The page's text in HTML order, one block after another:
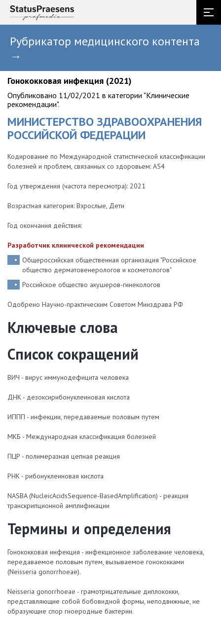
Рубрикатор медицинского контента
→
Гонококковая инфекция (2021)
Опубликовано 11/02/2021 в категории "Клинические
рекомендации".
МИНИСТЕРСТВО ЗДРАВООХРАНЕНИЯ
РОССИЙСКОЙ ФЕДЕРАЦИИ
Кодирование по Международной статистической классификации
болезней и проблем, связанных со здоровьем: A54
Год утверждения (частота пересмотра): 2021
Возрастная категория: Взрослые, Дети
Год окончания действия:
Разработчик клинической рекомендации
Общероссийская общественная организация "Российское
общество дерматовенерологов и косметологов"
Российское общество акушеров-гинекологов
Одобрено Научно-практическим Советом Минздрава РФ
Ключевые слова
Список сокращений
ВИЧ - вирус иммунодефицита человека
ДНК - дезоксирибонуклеиновая кислота
ИППП - инфекции, передаваемые половым путем
МКБ - Международная классификация болезней
ПЦР - полимеразная цепная реакция
РНК - рибонуклеиновая кислота
NASBA (NucleicAcidsSequence-BasedAmplification) - реакция
транскрипционной амплификации
Термины и определения
Гонококковая инфекция - инфекционное заболевание человека,
передаваемое половым путем, вызываемое гонококками
(Neisseria gonorrhoeae).
Neisseria gonorrhoeae - грамотрицательные диплококки,
представляющие собой бобовидной формы, неподвижные, не
образующие спор гноеродные бактерии.